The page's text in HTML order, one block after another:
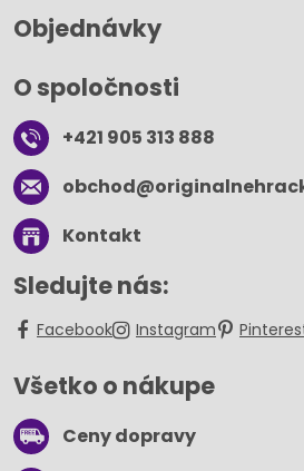
Objednávky
O spoločnosti
+421 905 313 888
Kontakt
Sledujte nás:
Facebook Instagram
Všetko o nákupe
Ceny dopravy